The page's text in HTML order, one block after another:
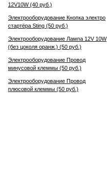
12V10W (40 руб.)
Электрооборудование Кнопка электро
стартёра Sting (50 руб.)
Электрооборудование Лампа 12V 10W
(без цоколя оранж.) (50 руб.)
Электрооборудование Провод
минусовой клеммы (50 руб.)
Электрооборудование Провод
плюсовой клеммы (50 руб.)